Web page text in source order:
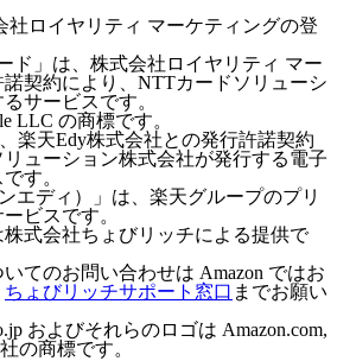
社ロイヤリティ マーケティングの登
ド」は、株式会社ロイヤリティ マー
契約により、NTTカードソリューシ
サービスです。
LLC の商標です。
楽天Edy株式会社との発行許諾契約
ューション株式会社が発行する電子
す。
エディ）」は、楽天グループのプリ
ビスです。
式会社ちょびリッチによる提供で
てのお問い合わせは Amazon ではお
ちょびリッチサポート窓口 までお願い
およびそれらのロゴは Amazon.com,
の商標です。